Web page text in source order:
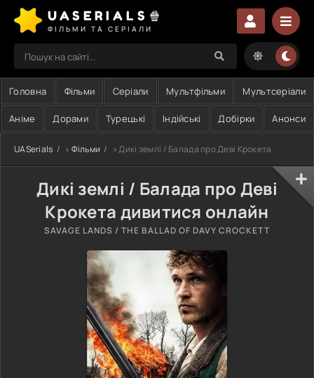
UASERIALS🍿
ФІЛЬМИ ТА СЕРІАЛИ
Головна Фільми Серіали Мультфільми Мультсеріали
Аніме Дорами Турецькі Індійські Добірки Анонси
UASerials » Фільми » Дикі землі / Балада про Деві Крокета
Дикі землі / Балада про Деві
Крокета дивитися онлайн
SAVAGE LANDS / THE BALLAD OF DAVY CROCKETT